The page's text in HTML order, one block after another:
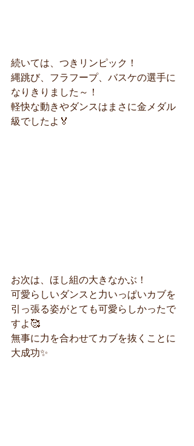
続いては、つきリンピック！
縄跳び、フラフープ、バスケの選手に
なりきりました～！
軽快な動きやダンスはまさに金メダル
級でしたよ🏅
お次は、ほし組の大きなかぶ！
可愛らしいダンスと力いっぱいカブを
引っ張る姿がとても可愛らしかったで
すよ🥰
無事に力を合わせてカブを抜くことに
大成功✨